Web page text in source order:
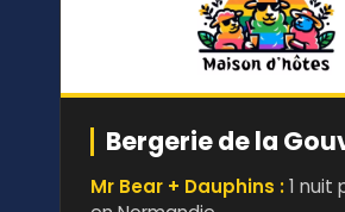
Bergerie de la
Mr Bear + Dauphins :1 nuit